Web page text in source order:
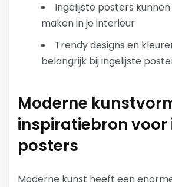
Ingelijste posters
maken in je interieur
Trendy designs en
belangrijk bij ingelijste
Moderne
inspiratiebron voor
posters
Moderne kunst heeft een